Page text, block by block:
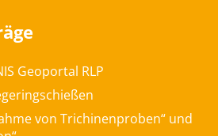
Geoportal RLP
von Trichinenproben“ und